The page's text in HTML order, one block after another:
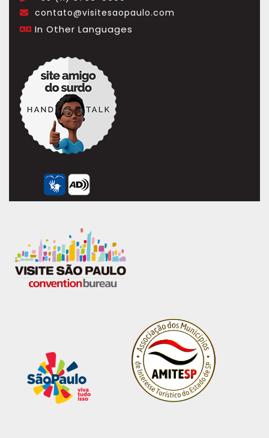
contato@visitesaopaulo.com
In Other Languages